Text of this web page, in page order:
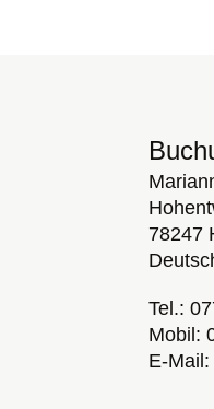
78247
Tel.:
Mobil:
E-